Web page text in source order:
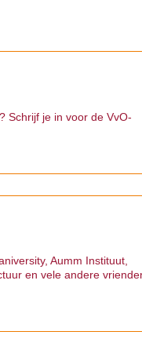
Schrijf je in voor de VvO-
Aumm Instituut,
en vele andere